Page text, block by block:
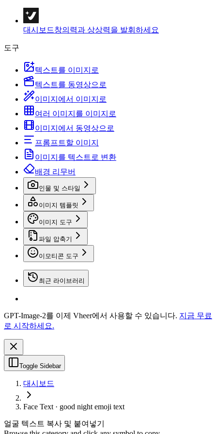
대시보드창의력과 상상력을 발휘하세요
도구
텍스트를 이미지로
텍스트를 동영상으로
이미지에서 이미지로
여러 이미지를 이미지로
이미지에서 동영상으로
프롬프트할 이미지
이미지를 텍스트로 변환
배경 리무버
인물 및 스타일
이미지 템플릿
이미지 도구
파일 압축기
이모티콘 도구
최근 라이브러리
GPT-Image-2를 이제 Vheer에서 사용할 수 있습니다. 지금 무료
로 시작하세요.
Toggle Sidebar
대시보드
Face Text · good night emoji text
얼굴 텍스트 복사 및 붙여넣기